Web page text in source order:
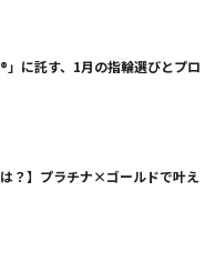
に託す、1月の指輪選びとプロ
は？】プラチナ×ゴールドで叶え